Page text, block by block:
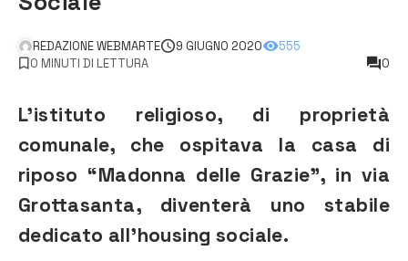
REDAZIONE WEBMARTE 9 GIUGNO 2020
555
0 MINUTI DI LETTURA
0
L’istituto religioso, di proprietà
comunale, che ospitava la casa di
riposo “Madonna delle Grazie”, in via
Grottasanta, diventerà uno stabile
dedicato all’housing sociale.